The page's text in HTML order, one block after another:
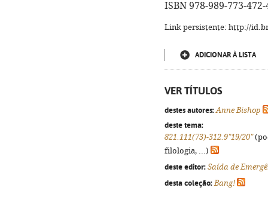
ISBN 978-989-773-472-
Link persistente: http://
ADICIONAR À LISTA
VER TÍTULOS
destes autores: Anne Bishop
deste tema:
821.111(73)-312.9"19/20"
filologia, ...)
deste editor: Saída de
desta coleção: Bang!